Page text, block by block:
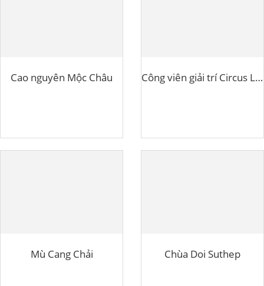
Cao nguyên Mộc Châu Công viên giải trí Circus Land
Mù Cang Chải Chùa Doi Suthep